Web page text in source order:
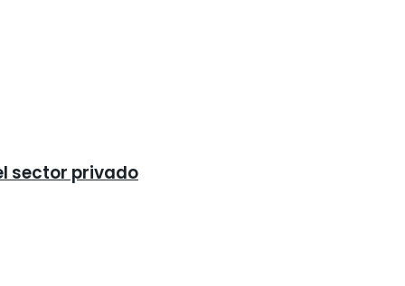
sector privado